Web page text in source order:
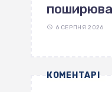
6 СЕРПНЯ 2026
КОМЕНТАРІ